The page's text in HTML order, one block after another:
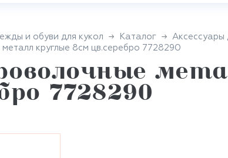
и обуви для кукол Каталог Аксессуары
круглые 8см цв.серебро 7728290
7728290